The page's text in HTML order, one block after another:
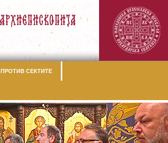
ПРОТИВ СЕКТИТЕ